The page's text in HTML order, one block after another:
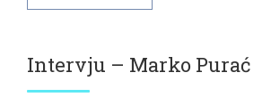
Intervju – Marko Purać